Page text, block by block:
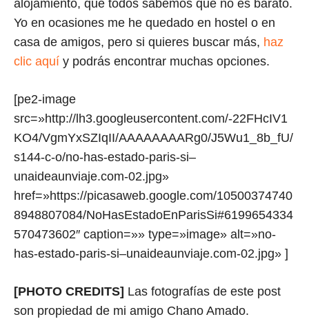
alojamiento, que todos sabemos que no es barato.
Yo en ocasiones me he quedado en hostel o en
casa de amigos, pero si quieres buscar más, haz
clic aquí y podrás encontrar muchas opciones.
[pe2-image
src=»http://lh3.googleusercontent.com/-22FHcIV1
KO4/VgmYxSZIqII/AAAAAAAARg0/J5Wu1_8b_fU/
s144-c-o/no-has-estado-paris-si–
unaideaunviaje.com-02.jpg»
href=»https://picasaweb.google.com/10500374740
8948807084/NoHasEstadoEnParisSi#6199654334
570473602″ caption=»» type=»image» alt=»no-
has-estado-paris-si–unaideaunviaje.com-02.jpg» ]
[PHOTO CREDITS] Las fotografías de este post
son propiedad de mi amigo Chano Amado.